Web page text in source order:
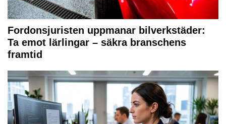
Fordonsjuristen uppmanar bilverkstäder:
Ta emot lärlingar – säkra branschens
framtid